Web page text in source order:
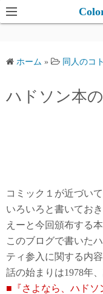
コ
ン
ス
ホーム » 同人のコト
ハドソン本
コミック１が近づい
いろいろと書いておき
えーと今回頒布する
このブログで書いた
ティ参入に関する内
話の始まりは1978年
■『さよなら、ハドソ